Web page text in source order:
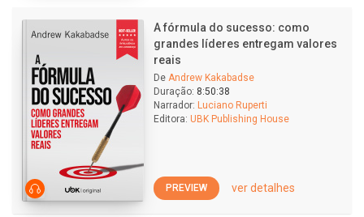
A fórmula do sucesso: como
grandes líderes entregam valores
reais
De Andrew Kakabadse
Duração: 8:50:38
Narrador: Luciano Ruperti
Editora: UBK Publishing House
PREVIEW ver detalhes